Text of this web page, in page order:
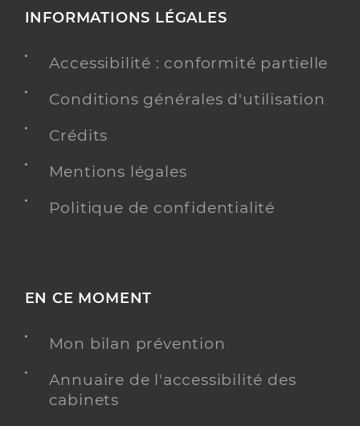
INFORMATIONS LÉGALES
Accessibilité : conformité partielle
Conditions générales d'utilisation
Crédits
Mentions légales
Politique de confidentialité
EN CE MOMENT
Mon bilan prévention
Annuaire de l'accessibilité des
cabinets